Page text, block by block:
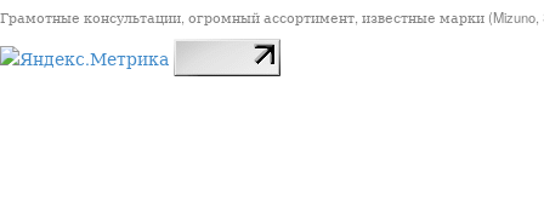
Грамотные консультации, огромный ассортимент, известные марки (Mizuno,